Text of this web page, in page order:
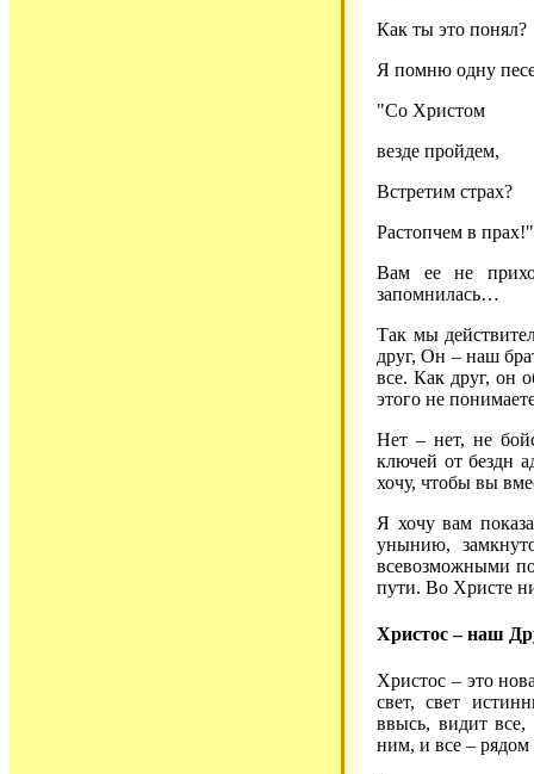
Как ты это понял?
Я помню одну
"Со Христом
везде пройдем,
Встретим страх?
Растопчем в прах!"
Вам ее не
запомнилась…
Так мы
друг, Он – наш
все. Как друг, он
этого не
Нет – нет, не
ключей от бездн
хочу, чтобы вы
Я хочу вам
унынию,
всевозможными
пути. Во Христе
Христос – наш
Христос – это
свет, свет
ввысь, видит все,
ним, и все –